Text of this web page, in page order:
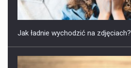
Jak ładnie wychodzić na zdjęciach?